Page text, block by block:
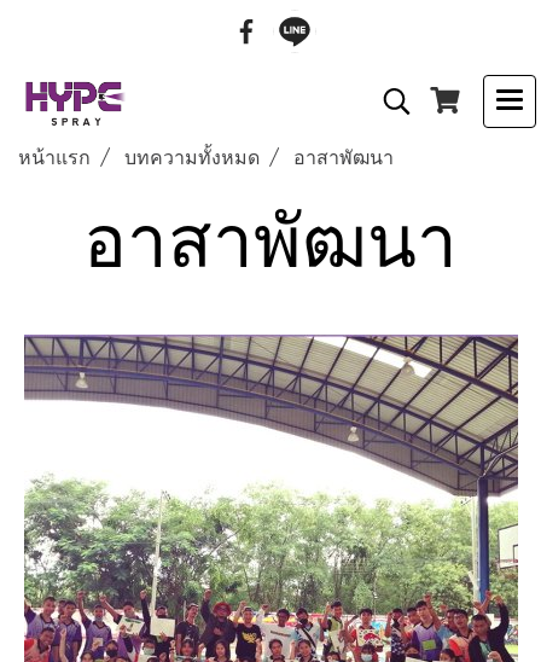
หน้าแรก บทความทั้งหมด อาสาพัฒนา
อาสาพัฒนา